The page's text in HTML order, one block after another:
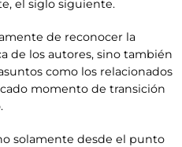
el siglo siguiente.
de reconocer la
de los autores, sino también
como los relacionados
momento de transición
solamente desde el punto